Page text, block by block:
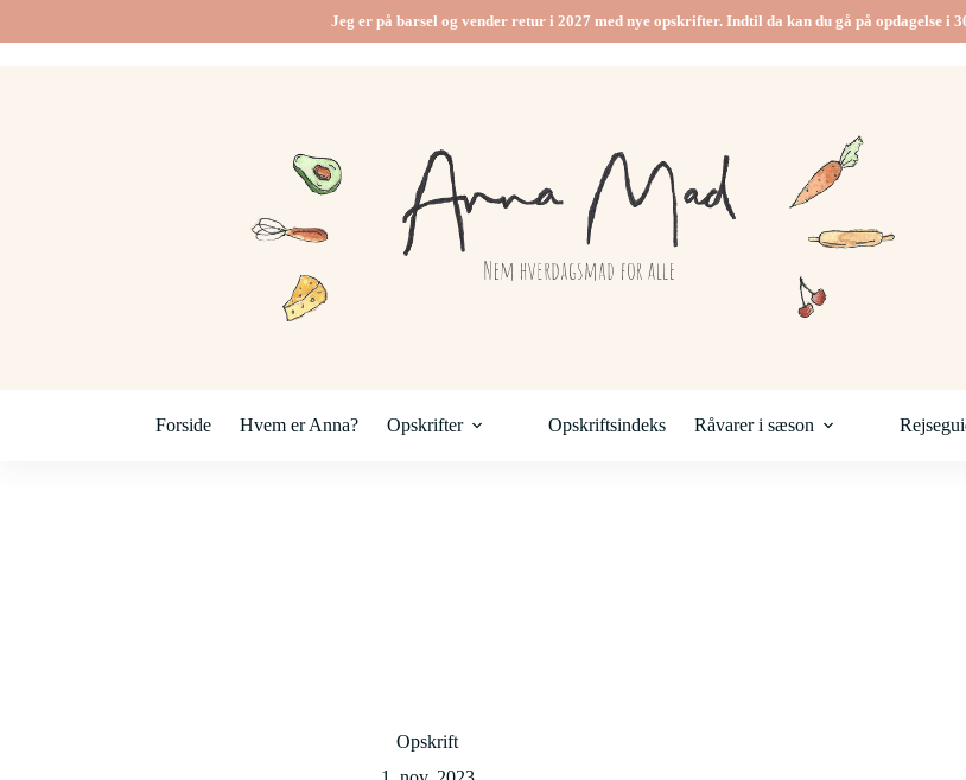
Jeg er på barsel og vender retur i 2027 med nye opskrifter. Indtil da kan du gå på opdagelse i
Forside Hvem er Anna? Opskrifter Opskriftsindeks Råvarer i sæson
Opskrift